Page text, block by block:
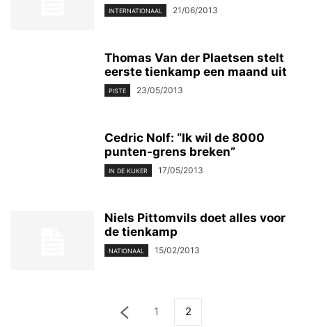
INTERNATIONAAL 21/06/2013
Thomas Van der Plaetsen stelt
eerste tienkamp een maand uit
PISTE 23/05/2013
Cedric Nolf: “Ik wil de 8000
punten-grens breken”
IN DE KIJKER 17/05/2013
Niels Pittomvils doet alles voor
de tienkamp
NATIONAAL 15/02/2013
1 2